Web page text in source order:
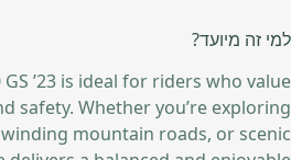
למי זה מיועד?
GS ’23 is ideal for riders who value
safety. Whether you’re exploring
winding mountain roads, or scenic